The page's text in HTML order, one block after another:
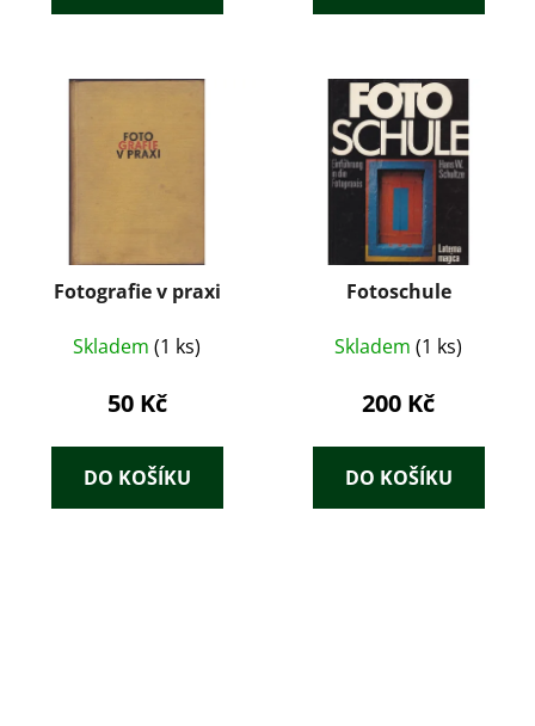
Fotografie v praxi
Skladem (1 ks)
50 Kč
DO KOŠÍKU
Fotoschule
Skladem (1 ks)
200 Kč
DO KOŠÍKU